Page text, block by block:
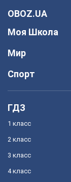
OBOZ.UA
Моя Школа
Мир
Спорт
ГДЗ
1 класс
2 класс
3 класс
4 класс